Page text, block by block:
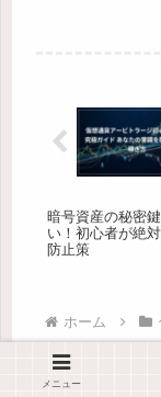
暗号資産の秘密
い！初心者が絶
防止策
ホーム
メニュー